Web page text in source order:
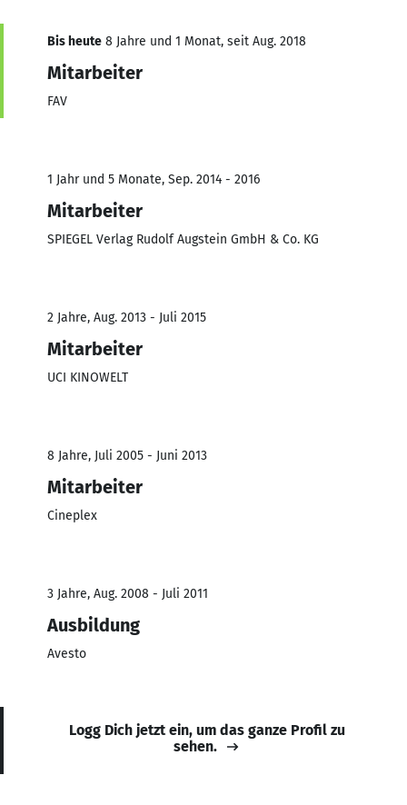
Bis heute 8 Jahre und 1 Monat, seit Aug. 2018
Mitarbeiter
FAV
1 Jahr und 5 Monate, Sep. 2014 - 2016
Mitarbeiter
SPIEGEL Verlag Rudolf Augstein GmbH & Co. KG
2 Jahre, Aug. 2013 - Juli 2015
Mitarbeiter
UCI KINOWELT
8 Jahre, Juli 2005 - Juni 2013
Mitarbeiter
Cineplex
3 Jahre, Aug. 2008 - Juli 2011
Ausbildung
Avesto
Logg Dich jetzt ein, um das ganze Profil zu
sehen.